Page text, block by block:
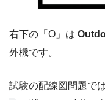
右下の「O」は
外機です。
試験の配線図問題で